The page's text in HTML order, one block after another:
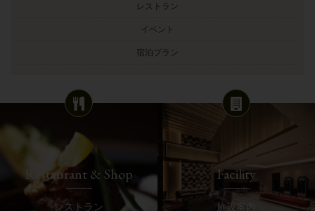
レストラン
イベント
宿泊プラン
Restaurant & Shop
レストラン
Facility
施設案内